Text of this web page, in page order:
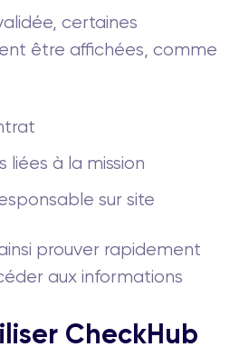
certaines
être affichées, comme
liées à la mission
sur site
prouver rapidement
aux informations
CheckHub